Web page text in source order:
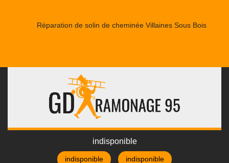
Réparation de solin de cheminée Villaines Sous Bois
indisponible
indisponible indisponible